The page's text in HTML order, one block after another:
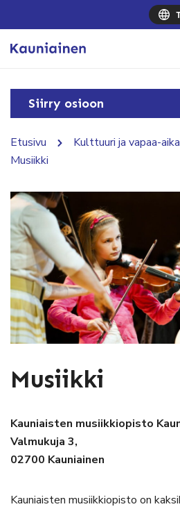
Siirry osioon
Etusivu Kulttuuri ja vapaa-aika
Musiikki
Musiikki
Kauniaisten musiikkiopisto
Valmukuja 3,
02700 Kauniainen
Kauniaisten musiikkiopisto on